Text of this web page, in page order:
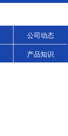
公司动态
产品知识